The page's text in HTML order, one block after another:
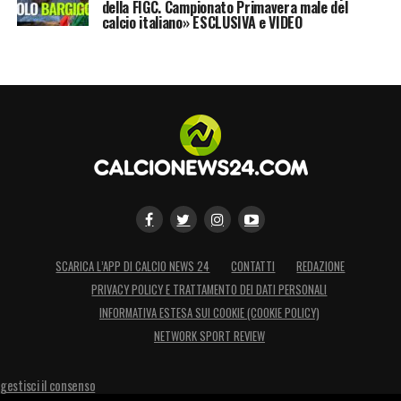
accontentandosi, senza la cattiveria giusta,
con atteggiamenti discutibili. Così troppo
spesso il Milan pare non avere un’anima
LA PLAYLIST DELLE NOSTRE TOP NEWS
della FIGC. Campionato Primavera male del
calcio italiano» ESCLUSIVA e VIDEO
SCARICA L’APP DI CALCIO NEWS 24 CONTATTI
REDAZIONE
PRIVACY POLICY E TRATTAMENTO DEI DATI PERSONALI
INFORMATIVA ESTESA SUI COOKIE (COOKIE POLICY)
NETWORK SPORT REVIEW
gestisci il consenso